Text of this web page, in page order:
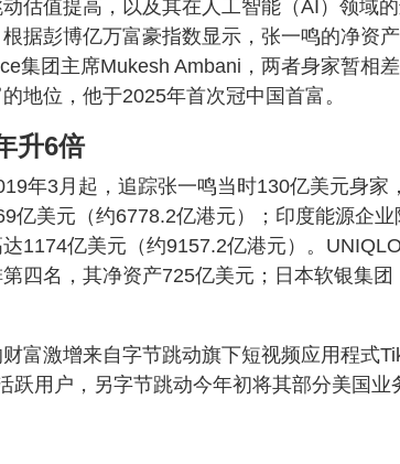
估值提高，以及其在人工智能（AI）领域
据彭博亿万富豪指数显示，张一鸣的净资
集团主席Mukesh Ambani，两者身家暂相
地位，他于2025年首次冠中国首富。
升6倍
年3月起，追踪张一鸣当时130亿美元身
亿美元（约6778.2亿港元）；印度能源企
1174亿美元（约9157.2亿港元）。
四名，其净资产725亿美元；日本软银集
富激增来自字节跳动旗下短视频应用程式
跃用户，另字节跳动今年初将其部分美国业